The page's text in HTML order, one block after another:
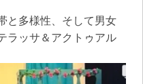
と多様性、そして男女
ラッサ＆アクトゥアル